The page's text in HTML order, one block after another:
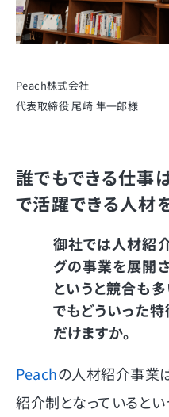
Peach株式会社
代表取締役 尾崎 隼一郎様
誰でもできる仕事
で活躍できる人材
御社では人材紹
グの事業を展開
というと競合も
でもどういった
だけますか。
Peachの人材紹介事業
紹介制となっていると